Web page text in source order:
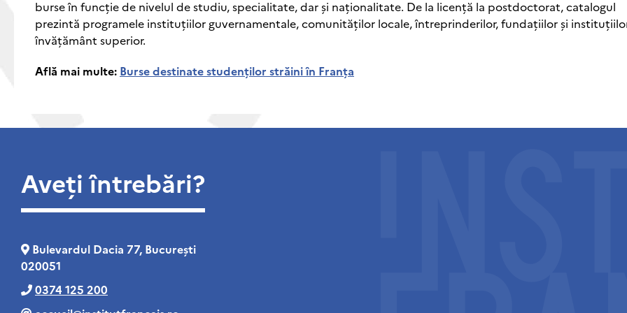
burse în funcție de nivelul de studiu, specialitate, dar și naționalitate. De la licență la postdoctorat, catalogul
prezintă programele instituțiilor guvernamentale, comunităților locale, întreprinderilor, fundațiilor și
învățământ superior.
Află mai multe: Burse destinate studenților străini în Franța
Aveți întrebări?
Bulevardul Dacia 77, București
020051
0374 125 200